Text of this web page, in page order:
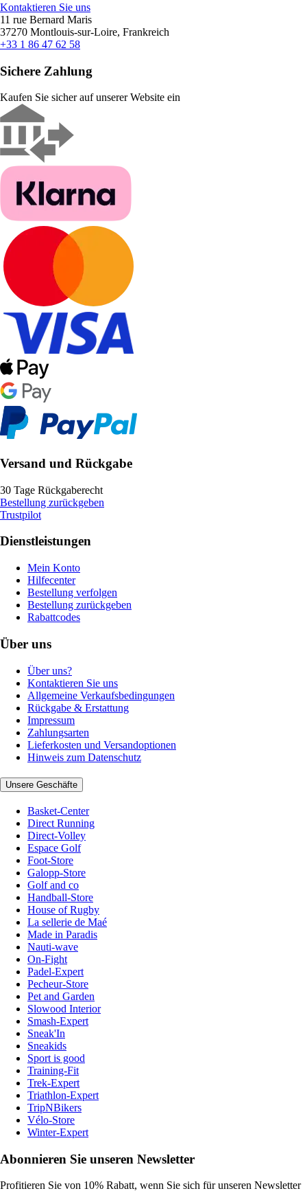
Kontaktieren Sie uns
11 rue Bernard Maris
37270 Montlouis-sur-Loire, Frankreich
+33 1 86 47 62 58
Sichere Zahlung
Kaufen Sie sicher auf unserer Website ein
Versand und Rückgabe
30 Tage Rückgaberecht
Bestellung zurückgeben
Trustpilot
Dienstleistungen
Mein Konto
Hilfecenter
Bestellung verfolgen
Bestellung zurückgeben
Rabattcodes
Über uns
Über uns?
Kontaktieren Sie uns
Allgemeine Verkaufsbedingungen
Rückgabe & Erstattung
Impressum
Zahlungsarten
Lieferkosten und Versandoptionen
Hinweis zum Datenschutz
Unsere Geschäfte
Basket-Center
Direct Running
Direct-Volley
Espace Golf
Foot-Store
Galopp-Store
Golf and co
Handball-Store
House of Rugby
La sellerie de Maé
Made in Paradis
Nauti-wave
On-Fight
Padel-Expert
Pecheur-Store
Pet and Garden
Slowood Interior
Smash-Expert
Sneak'In
Sneakids
Sport is good
Training-Fit
Trek-Expert
Triathlon-Expert
TripNBikers
Vélo-Store
Winter-Expert
Abonnieren Sie unseren Newsletter
Profitieren Sie von 10% Rabatt, wenn Sie sich für unseren Newsletter